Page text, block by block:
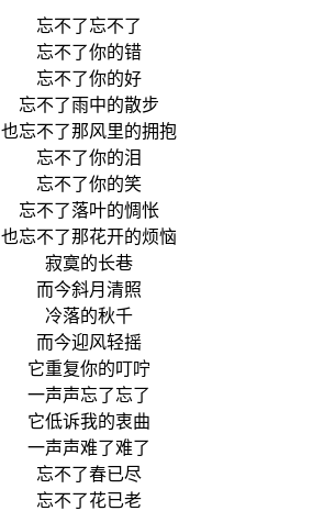
忘不了忘不了
忘不了你的错
忘不了你的好
忘不了雨中的散步
也忘不了那风里的拥抱
忘不了你的泪
忘不了你的笑
忘不了落叶的惆怅
也忘不了那花开的烦恼
寂寞的长巷
而今斜月清照
冷落的秋千
而今迎风轻摇
它重复你的叮咛
一声声忘了忘了
它低诉我的衷曲
一声声难了难了
忘不了春已尽
忘不了花已老